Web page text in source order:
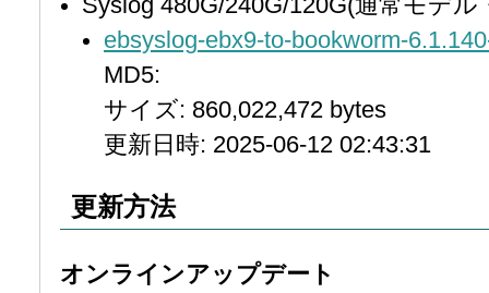
Syslog 480G/240G/120G(通常モデル
ebsyslog-ebx9-to-bookworm-
MD5:
サイズ: 860,022,472 bytes
更新日時: 2025-06-12 02:43:31
更新方法
オンラインアップデート